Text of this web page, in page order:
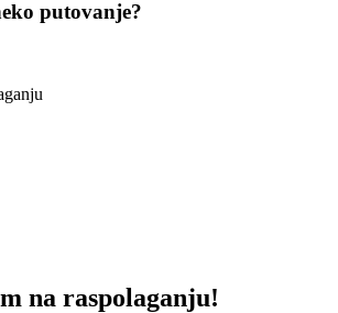
putovanje?
na raspolaganju!